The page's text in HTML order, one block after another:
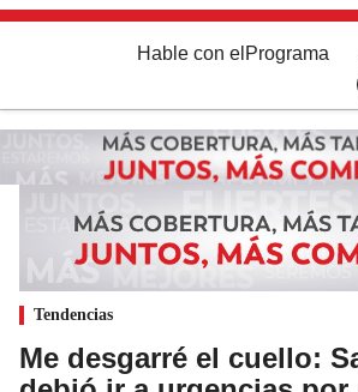
Hable con el Programa
Tendencias
Me desgarré el cuello: